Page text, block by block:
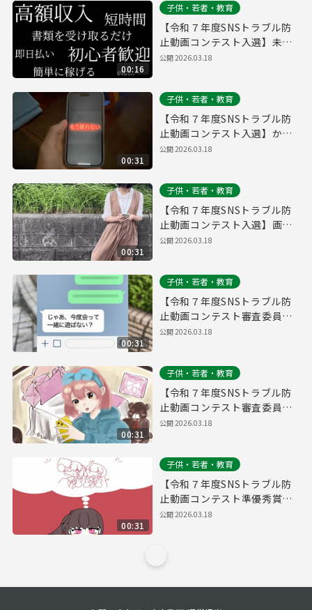
00:16
子供・若者・教育
【令和７年度SNSトラブル防
止動画コンテスト入選】未来
を壊すアルバイト
公開2026.03.18
00:31
子供・若者・教育
【令和７年度SNSトラブル防
止動画コンテスト入選】かけ
られますか？
公開2026.03.18
00:31
子供・若者・教育
【令和７年度SNSトラブル防
止動画コンテスト入選】画面
の向こうの「友達」
公開2026.03.18
00:31
子供・若者・教育
【令和７年度SNSトラブル防
止動画コンテスト審査委員特
別賞】そのアイコン、「真
公開2026.03.18
00:31
子供・若者・教育
【令和７年度SNSトラブル防
止動画コンテスト審査委員長
特別賞】ネットの人と会う時
公開2026.03.18
00:31
子供・若者・教育
【令和７年度SNSトラブル防
止動画コンテスト準優秀賞】
会いたい期待
公開2026.03.18